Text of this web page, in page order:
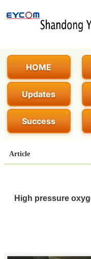
HOME
Updates
Success
Article
High pressure